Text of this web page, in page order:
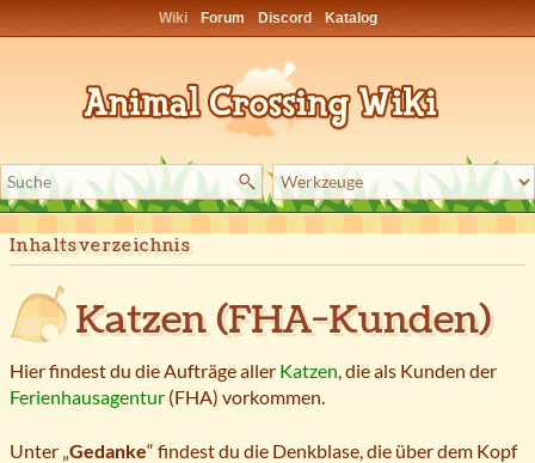
Wiki Forum Discord Katalog
Inhaltsverzeichnis
Katzen (FHA-Kunden)
Hier findest du die Aufträge aller Katzen, die als Kunden der
Ferienhausagentur (FHA) vorkommen.
Unter „ Gedanke“ findest du die Denkblase, die über dem Kopf